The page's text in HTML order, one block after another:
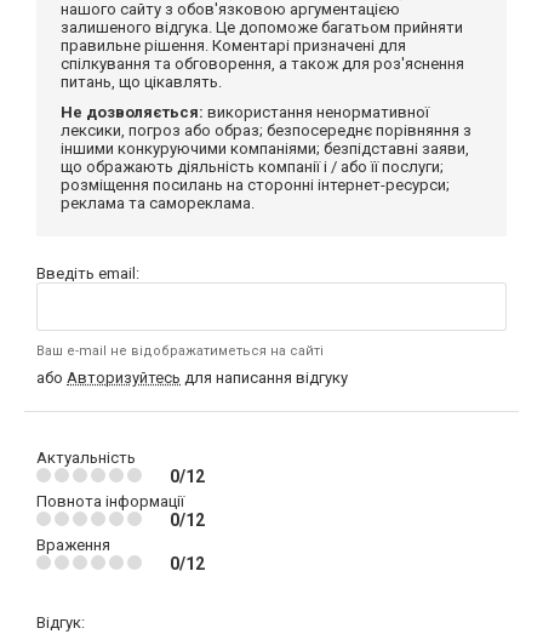
нашого сайту з обов'язковою аргументацією
залишеного відгука. Це допоможе багатьом прийняти
правильне рішення. Коментарі призначені для
спілкування та обговорення, а також для роз'яснення
питань, що цікавлять.
Не дозволяється: використання ненормативної
лексики, погроз або образ; безпосереднє порівняння з
іншими конкуруючими компаніями; безпідставні заяви,
що ображають діяльність компанії і / або її послуги;
розміщення посилань на сторонні інтернет-ресурси;
реклама та самореклама.
Введіть email:
Ваш e-mail не відображатиметься на сайті
або Авторизуйтесь для написання відгуку
Актуальність
0/12
Повнота інформації
0/12
Враження
0/12
Відгук: